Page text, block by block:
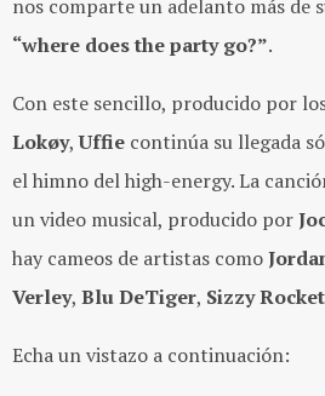
nos comparte un adelanto más de
“where does the party go?”.
Con este sencillo, producido por
Lokøy,Uffie continúa su llegada
el himno del high-energy. La
un video musical, producido por
hay cameos de artistas como
Verley, Blu DeTiger, Sizzy Rocket
Echa un vistazo a continuación: